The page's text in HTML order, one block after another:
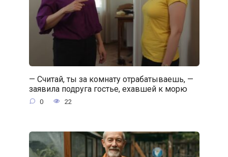
— Считай, ты за комнату отрабатываешь, —
заявила подруга гостье, ехавшей к морю
0 22